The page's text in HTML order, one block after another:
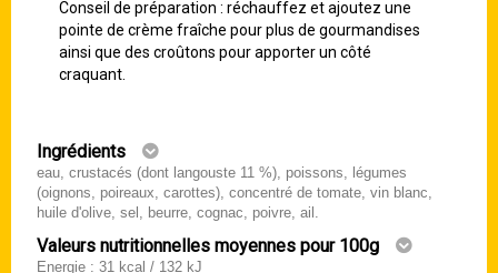
Conseil de préparation : réchauffez et ajoutez une
pointe de crème fraîche pour plus de gourmandises
ainsi que des croûtons pour apporter un côté
craquant.
Ingrédients
eau, crustacés (dont langouste 11 %), poissons, légumes
(oignons, poireaux, carottes), concentré de tomate, vin blanc,
huile d'olive, sel, beurre, cognac, poivre, ail.
Valeurs nutritionnelles moyennes pour 100g
Energie : 31 kcal / 132 kJ